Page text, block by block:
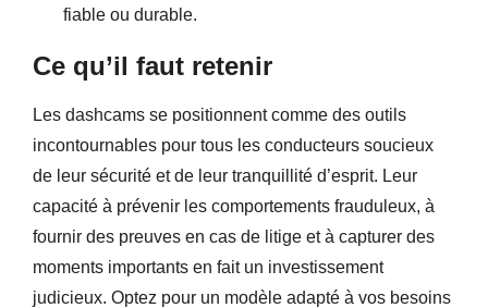
fiable ou durable.
Ce qu’il faut retenir
Les dashcams se positionnent comme des outils
incontournables pour tous les conducteurs soucieux
de leur sécurité et de leur tranquillité d’esprit. Leur
capacité à prévenir les comportements frauduleux, à
fournir des preuves en cas de litige et à capturer des
moments importants en fait un investissement
judicieux. Optez pour un modèle adapté à vos besoins